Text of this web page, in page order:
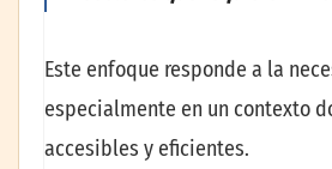
Este enfoque responde a la
especialmente en un contexto
accesibles y eficientes.